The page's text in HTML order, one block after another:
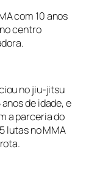
com 10 anos
centro
no jiu-jitsu
de idade, e
a parceria do
lutas no MMA